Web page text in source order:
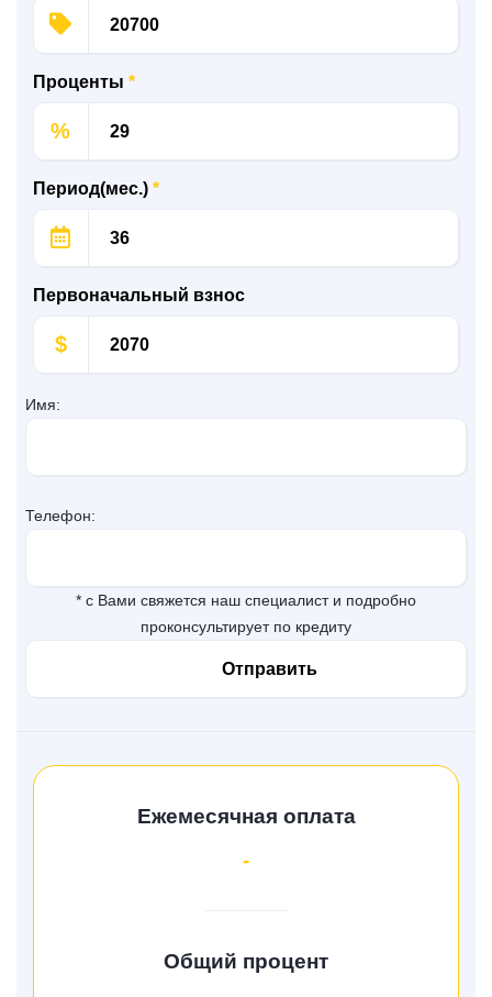
Проценты *
%
Период(мес.) *
Первоначальный взнос
$
Имя:
Телефон:
* с Вами свяжется наш специалист и подробно
проконсультирует по кредиту
Ежемесячная оплата
-
Общий процент